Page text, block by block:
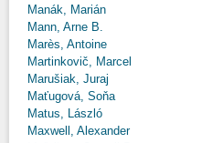
Manák, Marián
Mann, Arne B.
Marès, Antoine
Martinkovič, Marcel
Marušiak, Juraj
Maťugová, Soňa
Matus, László
Maxwell, Alexander